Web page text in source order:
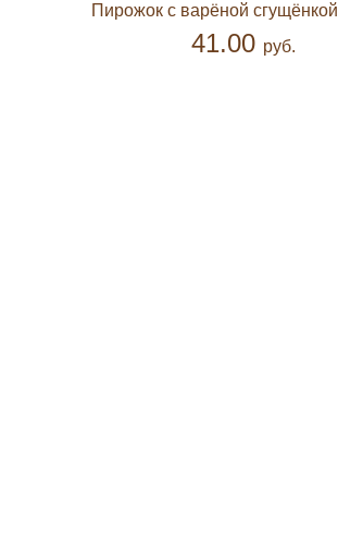
Пирожок с варёной сгущёнкой
41.00 руб.